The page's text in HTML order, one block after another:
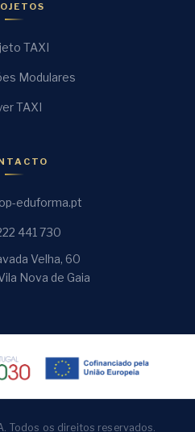
TAXI
Modulares
TAXI
eduforma.pt
441 730
Velha, 60
Nova de Gaia
Todos os direitos reservados.